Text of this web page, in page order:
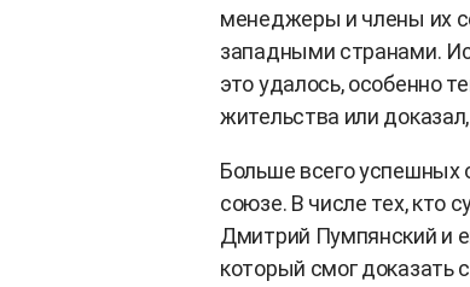
менеджеры и члены их
западными странами.
это удалось, особенно
жительства или
Больше всего успешных
союзе. В числе тех, кто
Дмитрий Пумпянский и
который смог доказать